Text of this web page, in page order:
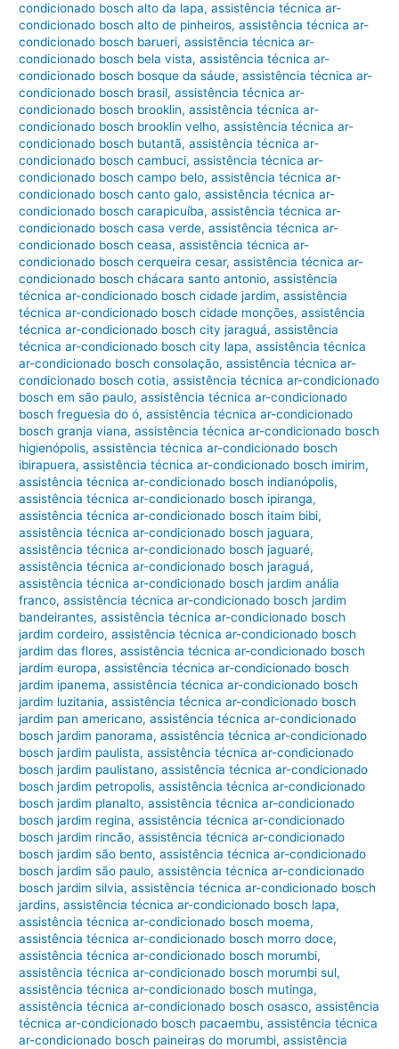
condicionado bosch alto da lapa,assistência técnica ar-
condicionado bosch alto de pinheiros,assistência técnica ar-
condicionado bosch barueri,assistência técnica ar-
condicionado bosch bela vista,assistência técnica ar-
condicionado bosch bosque da sáude,assistência técnica ar-
condicionado bosch brasil,assistência técnica ar-
condicionado bosch brooklin,assistência técnica ar-
condicionado bosch brooklin velho,assistência técnica ar-
condicionado bosch butantã,assistência técnica ar-
condicionado bosch cambuci,assistência técnica ar-
condicionado bosch campo belo,assistência técnica ar-
condicionado bosch canto galo,assistência técnica ar-
condicionado bosch carapicuíba,assistência técnica ar-
condicionado bosch casa verde,assistência técnica ar-
condicionado bosch ceasa,assistência técnica ar-
condicionado bosch cerqueira cesar,assistência técnica ar-
condicionado bosch chácara santo antonio,assistência
técnica ar-condicionado bosch cidade jardim,assistência
técnica ar-condicionado bosch cidade monções,assistência
técnica ar-condicionado bosch city jaraguá,assistência
técnica ar-condicionado bosch city lapa,assistência técnica
ar-condicionado bosch consolação,assistência técnica ar-
condicionado bosch cotia,assistência técnica ar-condicionado
bosch em são paulo,assistência técnica ar-condicionado
bosch freguesia do ó,assistência técnica ar-condicionado
bosch granja viana,assistência técnica ar-condicionado bosch
higienópolis,assistência técnica ar-condicionado bosch
ibirapuera,assistência técnica ar-condicionado bosch imirim,
assistência técnica ar-condicionado bosch indianópolis,
assistência técnica ar-condicionado bosch ipiranga,
assistência técnica ar-condicionado bosch itaim bibi,
assistência técnica ar-condicionado bosch jaguara,
assistência técnica ar-condicionado bosch jaguaré,
assistência técnica ar-condicionado bosch jaraguá,
assistência técnica ar-condicionado bosch jardim anália
franco,assistência técnica ar-condicionado bosch jardim
bandeirantes,assistência técnica ar-condicionado bosch
jardim cordeiro,assistência técnica ar-condicionado bosch
jardim das flores,assistência técnica ar-condicionado bosch
jardim europa,assistência técnica ar-condicionado bosch
jardim ipanema,assistência técnica ar-condicionado bosch
jardim luzitania,assistência técnica ar-condicionado bosch
jardim pan americano,assistência técnica ar-condicionado
bosch jardim panorama,assistência técnica ar-condicionado
bosch jardim paulista,assistência técnica ar-condicionado
bosch jardim paulistano,assistência técnica ar-condicionado
bosch jardim petropolis,assistência técnica ar-condicionado
bosch jardim planalto,assistência técnica ar-condicionado
bosch jardim regina,assistência técnica ar-condicionado
bosch jardim rincão,assistência técnica ar-condicionado
bosch jardim são bento,assistência técnica ar-condicionado
bosch jardim são paulo,assistência técnica ar-condicionado
bosch jardim silvia,assistência técnica ar-condicionado bosch
jardins,assistência técnica ar-condicionado bosch lapa,
assistência técnica ar-condicionado bosch moema,
assistência técnica ar-condicionado bosch morro doce,
assistência técnica ar-condicionado bosch morumbi,
assistência técnica ar-condicionado bosch morumbi sul,
assistência técnica ar-condicionado bosch mutinga,
assistência técnica ar-condicionado bosch osasco,assistência
técnica ar-condicionado bosch pacaembu,assistência técnica
ar-condicionado bosch paineiras do morumbi,assistência